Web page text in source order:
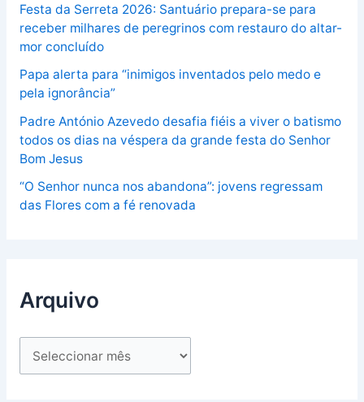
Festa da Serreta 2026: Santuário prepara-se para
receber milhares de peregrinos com restauro do altar-
mor concluído
Papa alerta para “inimigos inventados pelo medo e
pela ignorância”
Padre António Azevedo desafia fiéis a viver o batismo
todos os dias na véspera da grande festa do Senhor
Bom Jesus
“O Senhor nunca nos abandona”: jovens regressam
das Flores com a fé renovada
Arquivo